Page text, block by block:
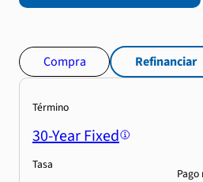
Compra Refinanciar
Término
30-Year Fixed
Tasa